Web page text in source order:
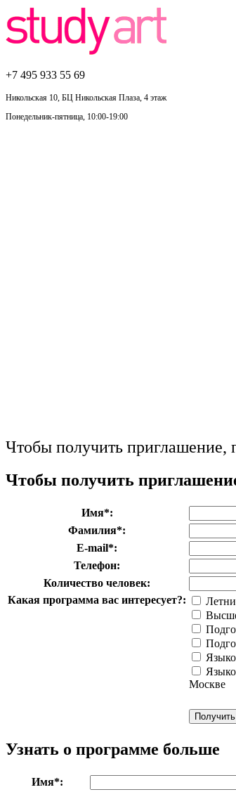
+7 495 933 55 69
Никольская 10, БЦ Никольская Плаза, 4 этаж
Понедельник-пятница, 10:00-19:00
Чтобы получить приглашение,
Чтобы получить
Имя*:
Фамилия*:
E-mail*:
Телефон:
Количество человек:
Какая программа вас интересует?:
Москве
Узнать о программе больше
Имя*: